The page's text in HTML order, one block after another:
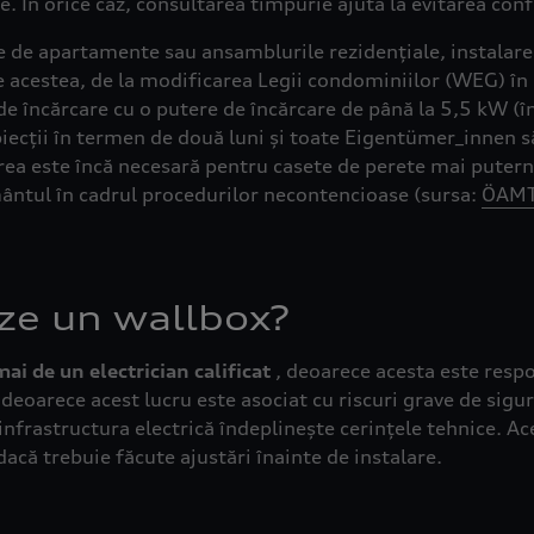
de apartamente sau ansamblurile rezidențiale,
acestea, de la modificarea Legii condominiilor (WEG)
încărcare cu o putere de încărcare de până la 5,5 kW
în termen de două luni și toate
este încă necesară pentru casete de perete mai
în cadrul procedurilor necontencioase (sursa:
un wallbox?
de un electrician calificat , deoarece acesta este
acest lucru este asociat cu riscuri grave de
electrică îndeplinește cerințele tehnice.
trebuie făcute ajustări înainte de instalare.